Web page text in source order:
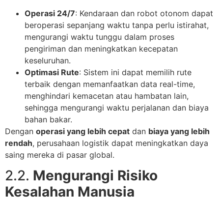
Operasi 24/7: Kendaraan dan robot otonom dapat
beroperasi sepanjang waktu tanpa perlu istirahat,
mengurangi waktu tunggu dalam proses
pengiriman dan meningkatkan kecepatan
keseluruhan.
Optimasi Rute: Sistem ini dapat memilih rute
terbaik dengan memanfaatkan data real-time,
menghindari kemacetan atau hambatan lain,
sehingga mengurangi waktu perjalanan dan biaya
bahan bakar.
Dengan operasi yang lebih cepat dan biaya yang lebih
rendah, perusahaan logistik dapat meningkatkan daya
saing mereka di pasar global.
2.2. Mengurangi Risiko
Kesalahan Manusia